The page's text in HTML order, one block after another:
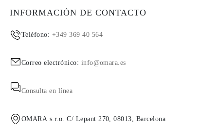
INFORMACIÓN DE CONTACTO
Teléfono: +349 369 40 564
Correo electrónico: info@omara.es
Consulta en línea
OMARA s.r.o. C/ Lepant 270, 08013, Barcelona